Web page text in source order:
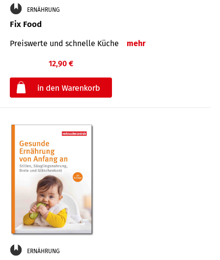
ERNÄHRUNG
Fix Food
Preiswerte und schnelle Küche mehr
12,90 €
ERNÄHRUNG